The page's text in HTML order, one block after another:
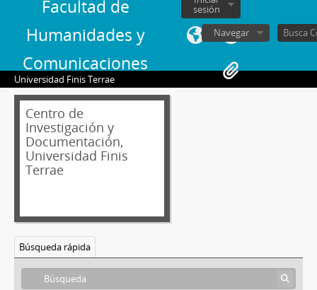
Facultad de
Humanidades y
Comunicaciones
sesión
Navegar
Universidad Finis Terrae
Centro de
Investigación y
Documentación,
Universidad Finis
Terrae
Búsqueda rápida